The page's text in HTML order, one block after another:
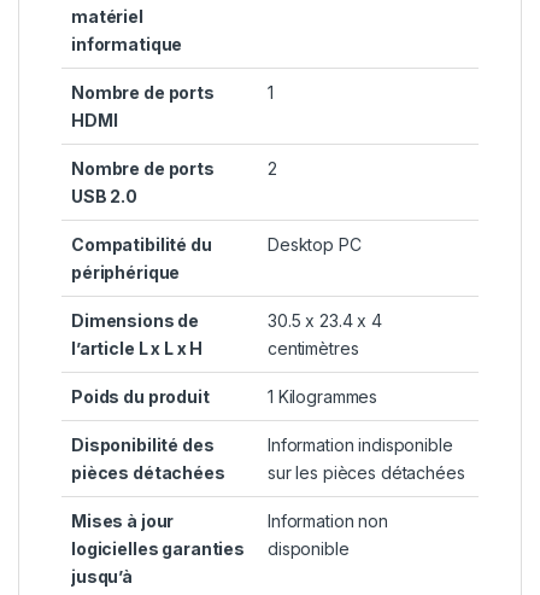
matériel
informatique
Nombre de ports
HDMI
‎1
Nombre de ports
USB 2.0
‎2
Compatibilité du
périphérique
‎Desktop PC
Dimensions de
l’article L x L x H
‎30.5 x 23.4 x 4
centimètres
Poids du produit ‎1 Kilogrammes
Disponibilité des
pièces détachées
‎Information indisponible
sur les pièces détachées
Mises à jour
logicielles garanties
jusqu’à
‎Information non
disponible